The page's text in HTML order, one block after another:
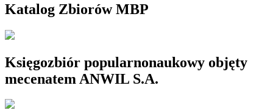
Katalog Zbiorów MBP
Księgozbiór popularnonaukowy objęty
mecenatem ANWIL S.A.